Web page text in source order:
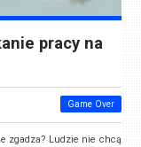
pracy na
Game Over
zgadza? Ludzie nie chcą